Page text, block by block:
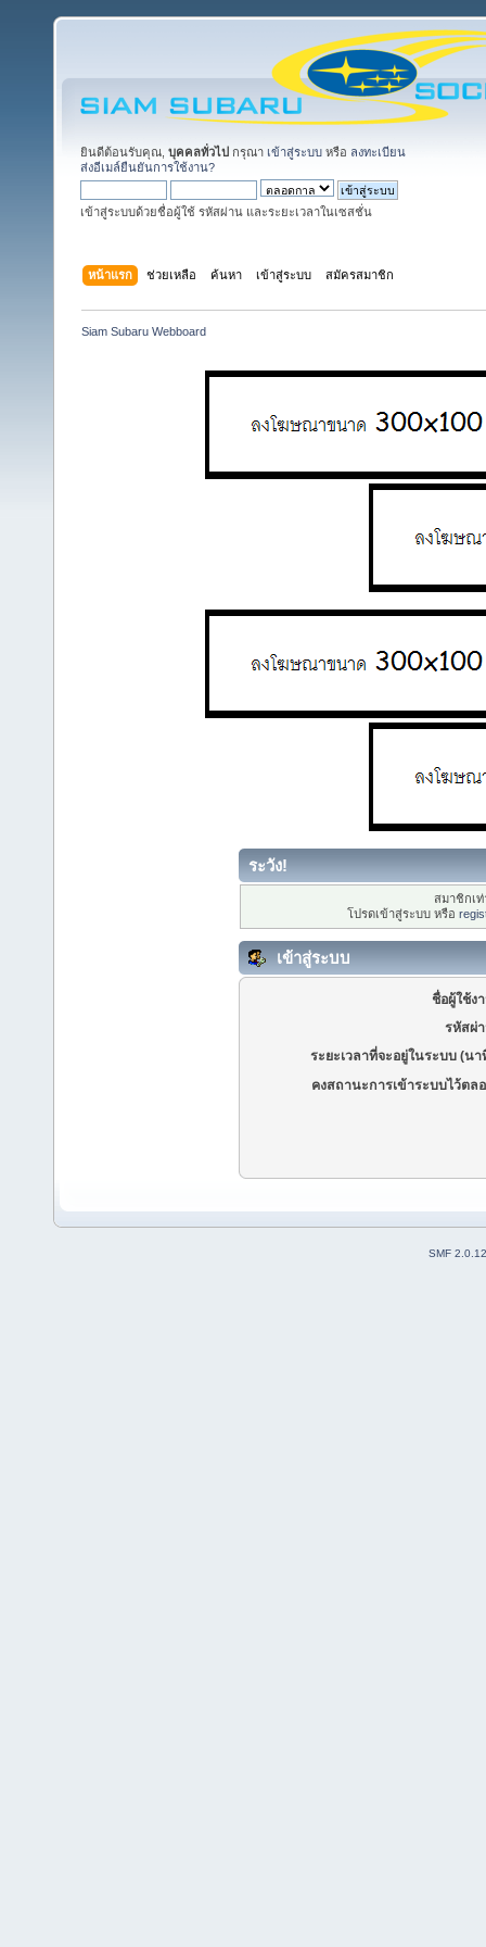
ยินดีต้อนรับคุณ, บุคคลทั่วไป กรุณา เข้าสู่ระบบ หรือ ลงทะเบียน
ส่งอีเมล์ยืนยันการใช้งาน?
เข้าสู่ระบบด้วยชื่อผู้ใช้ รหัสผ่าน และระยะเวลาในเซสชั่น
หน้าแรก ช่วยเหลือ ค้นหา เข้าสู่ระบบ สมัครสมาชิก
Siam Subaru Webboard
ระวัง!
สมาชิกเ
โปรดเข้าสู่ระบบ หรือ
เข้าสู่ระบบ
ชื่อผู้ใช้ง
รหัสผ่
ระยะเวลาที่จะอยู่ในระบบ (นา
คงสถานะการเข้าระบบไว้ตล
SMF 2.0.12